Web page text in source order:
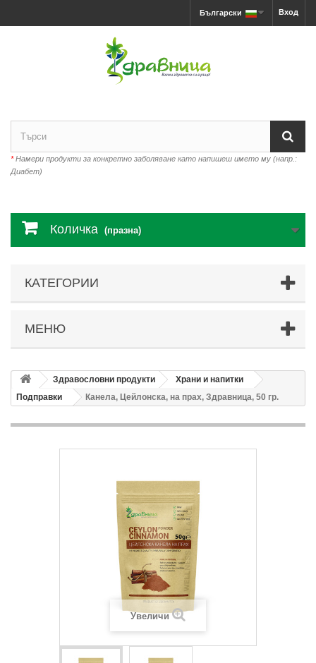
Вход
Български
*Намери продукти за конкретно заболяване като напишеш името му (напр.:
Диабет)
Количка (празна)
КАТЕГОРИИ
МЕНЮ
Здравословни продукти
Храни и напитки
Подправки
Канела, Цейлонска, на прах, Здравница, 50 гр.
Увеличи